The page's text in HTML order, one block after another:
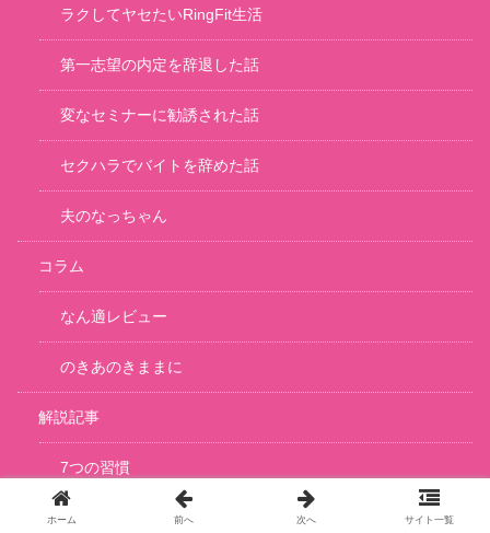
ラクしてヤセたいRingFit生活
第一志望の内定を辞退した話
変なセミナーに勧誘された話
セクハラでバイトを辞めた話
夫のなっちゃん
コラム
なん適レビュー
のきあのきままに
解説記事
7つの習慣
ホーム 前へ 次へ サイト一覧